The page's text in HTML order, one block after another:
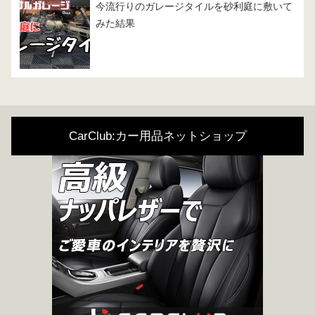
今流行りのガレージタイルを砂利庭に敷いて
みた結果
CarClub:カー用品ネットショップ